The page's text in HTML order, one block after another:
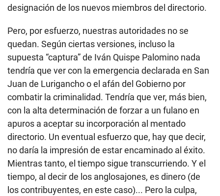
designación de los nuevos miembros del directorio.
Pero, por esfuerzo, nuestras autoridades no se
quedan. Según ciertas versiones, incluso la
supuesta “captura” de Iván Quispe Palomino nada
tendría que ver con la emergencia declarada en San
Juan de Lurigancho o el afán del Gobierno por
combatir la criminalidad. Tendría que ver, más bien,
con la alta determinación de forzar a un fulano en
apuros a aceptar su incorporación al mentado
directorio. Un eventual esfuerzo que, hay que decir,
no daría la impresión de estar encaminado al éxito.
Mientras tanto, el tiempo sigue transcurriendo. Y el
tiempo, al decir de los anglosajones, es dinero (de
los contribuyentes, en este caso)... Pero la culpa,